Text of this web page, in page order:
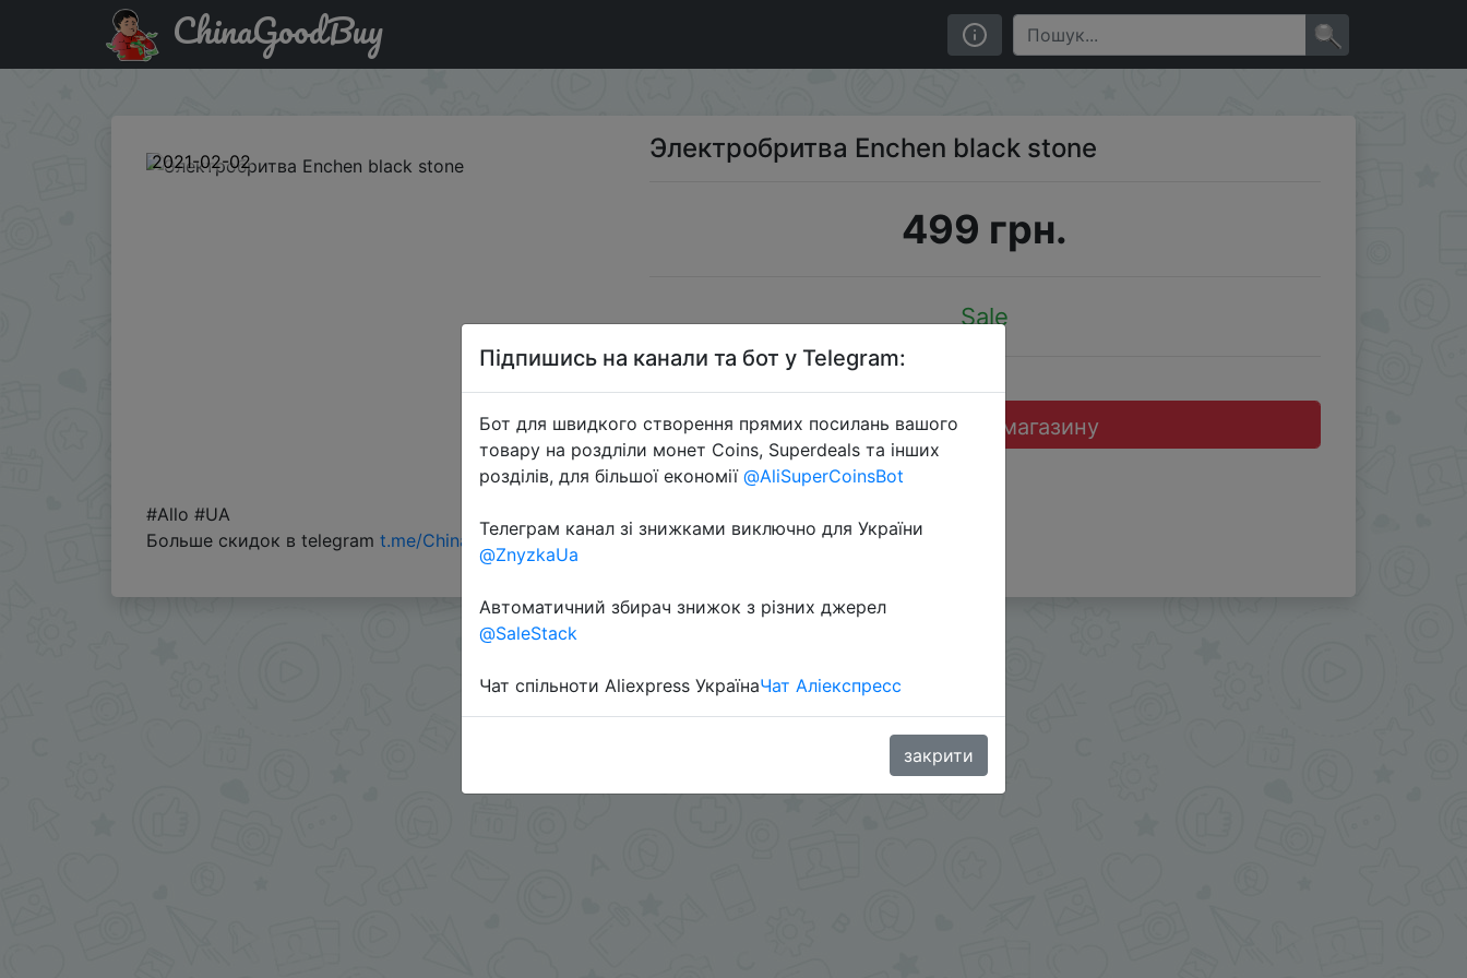
Акція на Электробритва Enchen black stone
ChinaGoodBuy
2021-02-02 Электробритва Enchen black stone
499 грн.
Sale
Перейти до магазину
#Allo #UA
Больше скидок в telegram t.me/ChinaGoodBuy
Підпишись на канали та бот у Telegram:
Бот для швидкого створення прямих посилань вашого
товару на роздліли монет Coins, Superdeals та інших
розділів, для більшої економії @AliSuperCoinsBot
Телеграм канал зі знижками виключно для України
@ZnyzkaUa
Автоматичний збирач знижок з різних джерел
@SaleStack
Чат спільноти Aliexpress УкраїнаЧат Аліекспресс
закрити